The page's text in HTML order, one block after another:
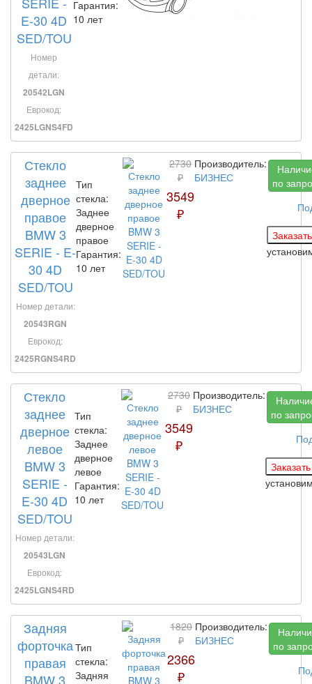
E-30 4D
SED/TOU
Номер
детали:
20542LGN
Еврокод:
2425LGNS4FD
Гарантия:
10 лет
Стекло
заднее
дверное
правое
BMW 3
SERIE - E-
30 4D
SED/TOU
Номер детали:
20543RGN
Еврокод:
2425RGNS4RD
Тип
стекла:
Заднее
дверное
правое
Гарантия:
10 лет
2730
₽
3549
₽
Производитель:
БИЗНЕС
по
Стекло
заднее
дверное
левое
BMW 3
SERIE -
E-30 4D
SED/TOU
Номер детали:
20543LGN
Еврокод:
2425LGNS4RD
Тип
стекла:
Заднее
дверное
левое
Гарантия:
10 лет
2730
₽
3549
₽
Производитель:
БИЗНЕС
по
Задняя
форточка
правая
BMW 3
Тип
стекла:
Задняя
1820
₽
2366
₽
Производитель:
БИЗНЕС
по